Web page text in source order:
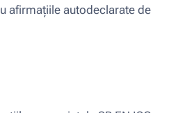
afirmațiile autodeclarate de